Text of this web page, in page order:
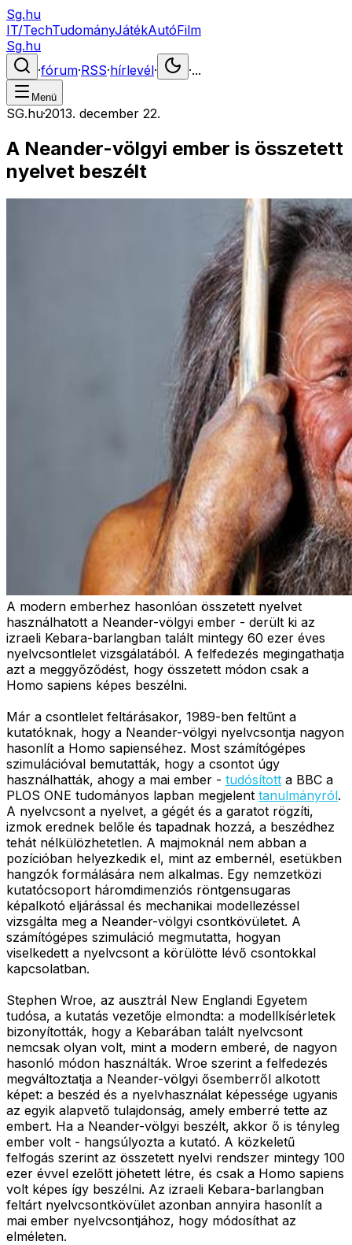
Sg.hu
IT/TechTudományJátékAutóFilm
Sg.hu
·fórum·RSS·hírlevél· ·...
Menü
SG.hu·2013. december 22.
A Neander-völgyi ember is összetett
nyelvet beszélt
A modern emberhez hasonlóan összetett nyelvet
használhatott a Neander-völgyi ember - derült ki az
izraeli Kebara-barlangban talált mintegy 60 ezer éves
nyelvcsontlelet vizsgálatából. A felfedezés megingathatja
azt a meggyőződést, hogy összetett módon csak a
Homo sapiens képes beszélni.
Már a csontlelet feltárásakor, 1989-ben feltűnt a
kutatóknak, hogy a Neander-völgyi nyelvcsontja nagyon
hasonlít a Homo sapienséhez. Most számítógépes
szimulációval bemutatták, hogy a csontot úgy
használhatták, ahogy a mai ember - tudósított a BBC a
PLOS ONE tudományos lapban megjelent tanulmányról.
A nyelvcsont a nyelvet, a gégét és a garatot rögzíti,
izmok erednek belőle és tapadnak hozzá, a beszédhez
tehát nélkülözhetetlen. A majmoknál nem abban a
pozícióban helyezkedik el, mint az embernél, esetükben
hangzók formálására nem alkalmas. Egy nemzetközi
kutatócsoport háromdimenziós röntgensugaras
képalkotó eljárással és mechanikai modellezéssel
vizsgálta meg a Neander-völgyi csontkövületet. A
számítógépes szimuláció megmutatta, hogyan
viselkedett a nyelvcsont a körülötte lévő csontokkal
kapcsolatban.
Stephen Wroe, az ausztrál New Englandi Egyetem
tudósa, a kutatás vezetője elmondta: a modellkísérletek
bizonyították, hogy a Kebarában talált nyelvcsont
nemcsak olyan volt, mint a modern emberé, de nagyon
hasonló módon használták. Wroe szerint a felfedezés
megváltoztatja a Neander-völgyi ősemberről alkotott
képet: a beszéd és a nyelvhasználat képessége ugyanis
az egyik alapvető tulajdonság, amely emberré tette az
embert. Ha a Neander-völgyi beszélt, akkor ő is tényleg
ember volt - hangsúlyozta a kutató. A közkeletű
felfogás szerint az összetett nyelvi rendszer mintegy 100
ezer évvel ezelőtt jöhetett létre, és csak a Homo sapiens
volt képes így beszélni. Az izraeli Kebara-barlangban
feltárt nyelvcsontkövület azonban annyira hasonlít a
mai ember nyelvcsontjához, hogy módosíthat az
elméleten.